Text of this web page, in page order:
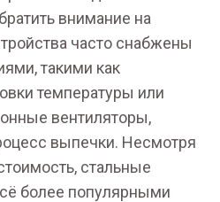
внимание на
часто снабжены
такими как
температуры или
вентиляторы,
выпечки. Несмотря
стальные
более популярными